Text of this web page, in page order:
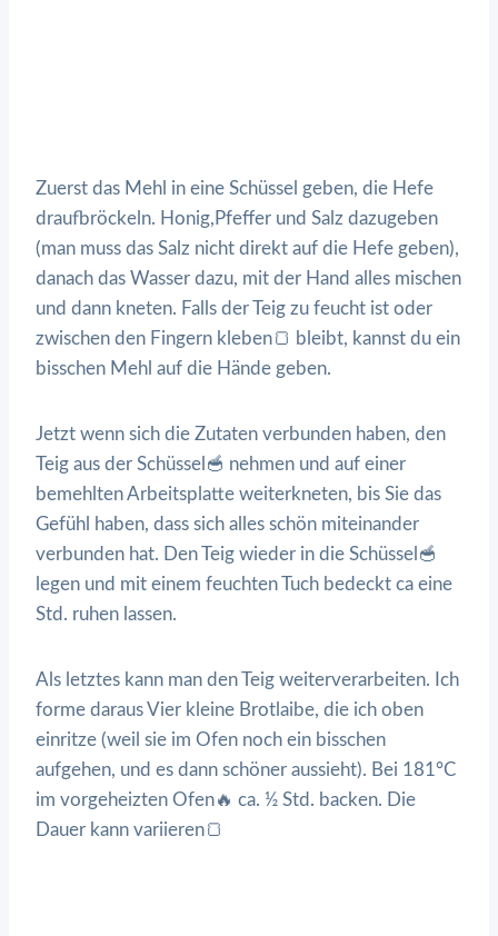
Zuerst das Mehl in eine Schüssel geben, die Hefe
draufbröckeln. Honig,Pfeffer und Salz dazugeben
(man muss das Salz nicht direkt auf die Hefe geben),
danach das Wasser dazu, mit der Hand alles mischen
und dann kneten. Falls der Teig zu feucht ist oder
zwischen den Fingern kleben🍞 bleibt, kannst du ein
bisschen Mehl auf die Hände geben.
Jetzt wenn sich die Zutaten verbunden haben, den
Teig aus der Schüssel🥣 nehmen und auf einer
bemehlten Arbeitsplatte weiterkneten, bis Sie das
Gefühl haben, dass sich alles schön miteinander
verbunden hat. Den Teig wieder in die Schüssel🥣
legen und mit einem feuchten Tuch bedeckt ca eine
Std. ruhen lassen.
Als letztes kann man den Teig weiterverarbeiten. Ich
forme daraus Vier kleine Brotlaibe, die ich oben
einritze (weil sie im Ofen noch ein bisschen
aufgehen, und es dann schöner aussieht). Bei 181°C
im vorgeheizten Ofen🔥 ca. ½ Std. backen. Die
Dauer kann variieren🍞